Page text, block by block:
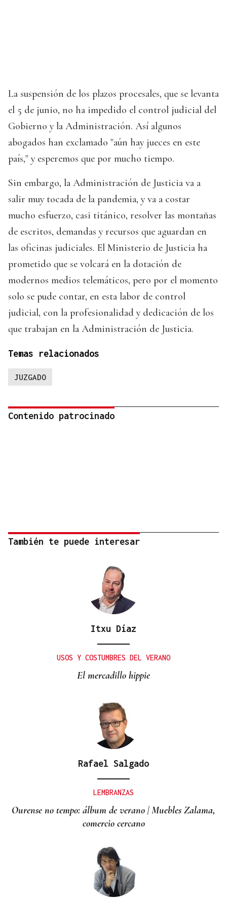
La suspensión de los plazos procesales, que se levanta
el 5 de junio, no ha impedido el control judicial del
Gobierno y la Administración. Así algunos
abogados han exclamado "aún hay jueces en este
país," y esperemos que por mucho tiempo.
Sin embargo, la Administración de Justicia va a
salir muy tocada de la pandemia, y va a costar
mucho esfuerzo, casi titánico, resolver las montañas
de escritos, demandas y recursos que aguardan en
las oficinas judiciales. El Ministerio de Justicia ha
prometido que se volcará en la dotación de
modernos medios telemáticos, pero por el momento
solo se pude contar, en esta labor de control
judicial, con la profesionalidad y dedicación de los
que trabajan en la Administración de Justicia.
Temas relacionados
JUZGADO
Contenido patrocinado
También te puede interesar
Itxu Díaz
USOS Y COSTUMBRES DEL VERANO
El mercadillo hippie
Rafael Salgado
LEMBRANZAS
Ourense no tempo: álbum de verano | Muebles Zalama,
comercio cercano